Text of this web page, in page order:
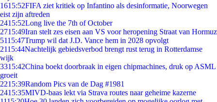
1615:52FIFA ziet kritiek op Infantino als desinformatie, Noorwegen
eist zijn aftreden
2415:52Long live the 7th of October
2715:49Iran stelt zes eisen aan VS voor heropening Straat van Hormuz
5115:47Trump wil dat J.D. Vance hem in 2028 opvolgt
2115:44Nachtelijk gebiedsverbod brengt rust terug in Rotterdamse
wijk
3315:42China boekt doorbraak in eigen chipmachines, druk op ASML
groeit
2215:39Random Pics van de Dag #1981
2415:35MIVD-baas lekt via Strava routes naar geheime kazerne